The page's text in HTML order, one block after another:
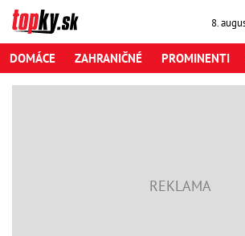
8.
DOMÁCE ZAHRANIČNÉ PROMINENTI